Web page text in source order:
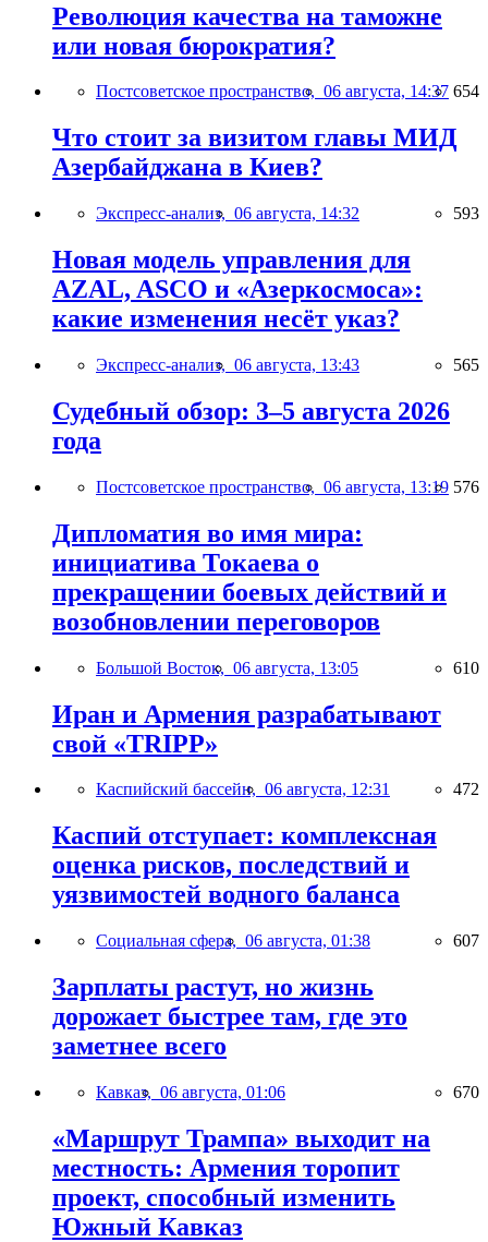
Революция качества на таможне
или новая бюрократия?
Постсоветское пространство, 06 августа, 14:37 654
Что стоит за визитом главы МИД
Азербайджана в Киев?
Экспресс-анализ, 06 августа, 14:32 593
Новая модель управления для
AZAL, ASCO и «Азеркосмоса»:
какие изменения несёт указ?
Экспресс-анализ, 06 августа, 13:43 565
Судебный обзор: 3–5 августа 2026
года
Постсоветское пространство, 06 августа, 13:19 576
Дипломатия во имя мира:
инициатива Токаева о
прекращении боевых действий и
возобновлении переговоров
Большой Восток, 06 августа, 13:05 610
Иран и Армения разрабатывают
свой «TRIPP»
Каспийский бассейн, 06 августа, 12:31 472
Каспий отступает: комплексная
оценка рисков, последствий и
уязвимостей водного баланса
Социальная сфера, 06 августа, 01:38 607
Зарплаты растут, но жизнь
дорожает быстрее там, где это
заметнее всего
Кавказ, 06 августа, 01:06 670
«Маршрут Трампа» выходит на
местность: Армения торопит
проект, способный изменить
Южный Кавказ